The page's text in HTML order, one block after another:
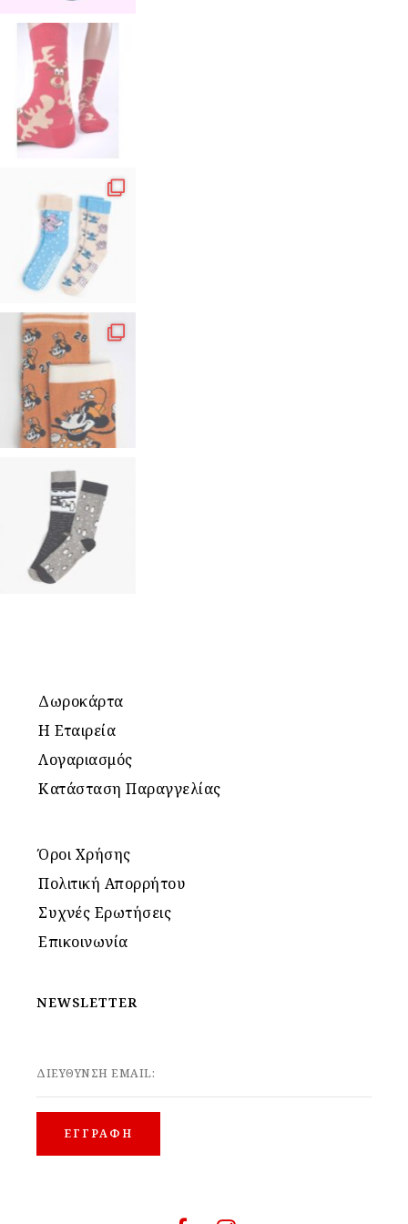
Δωροκάρτα
Η Εταιρεία
Λογαριασμός
Κατάσταση Παραγγελίας
Όροι Χρήσης
Πολιτική Απορρήτου
Συχνές Ερωτήσεις
Επικοινωνία
NEWSLETTER
ΔΙΕΥΘΥΝΣΗ EMAIL: